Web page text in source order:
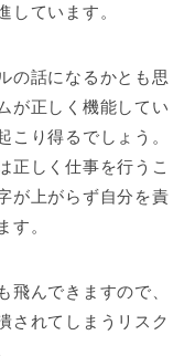
しています。
の話になるかとも思
が正しく機能してい
こり得るでしょう。
正しく仕事を行うこ
が上がらず自分を責
す。
飛んできますので、
されてしまうリスク